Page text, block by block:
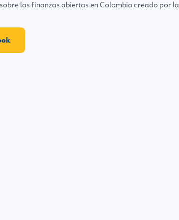
las finanzas abiertas en Colombia creado por